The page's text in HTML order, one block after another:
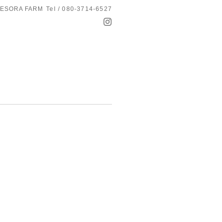
FARM Tel / 080-3714-6527